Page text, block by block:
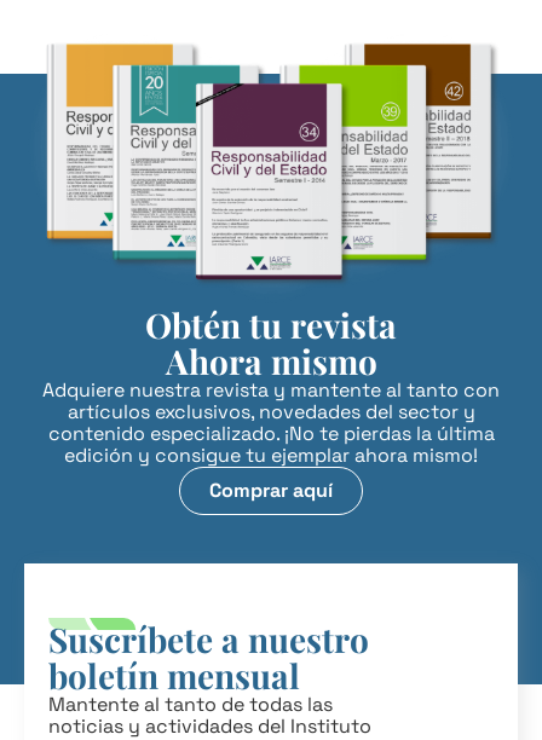
Obtén tu revista
Ahora mismo
Adquiere nuestra revista y mantente al tanto con
artículos exclusivos, novedades del sector y
contenido especializado. ¡No te pierdas la última
edición y consigue tu ejemplar ahora mismo!
Comprar aquí
Suscríbete a nuestro
boletín mensual
Mantente al tanto de todas las
noticias y actividades del Instituto